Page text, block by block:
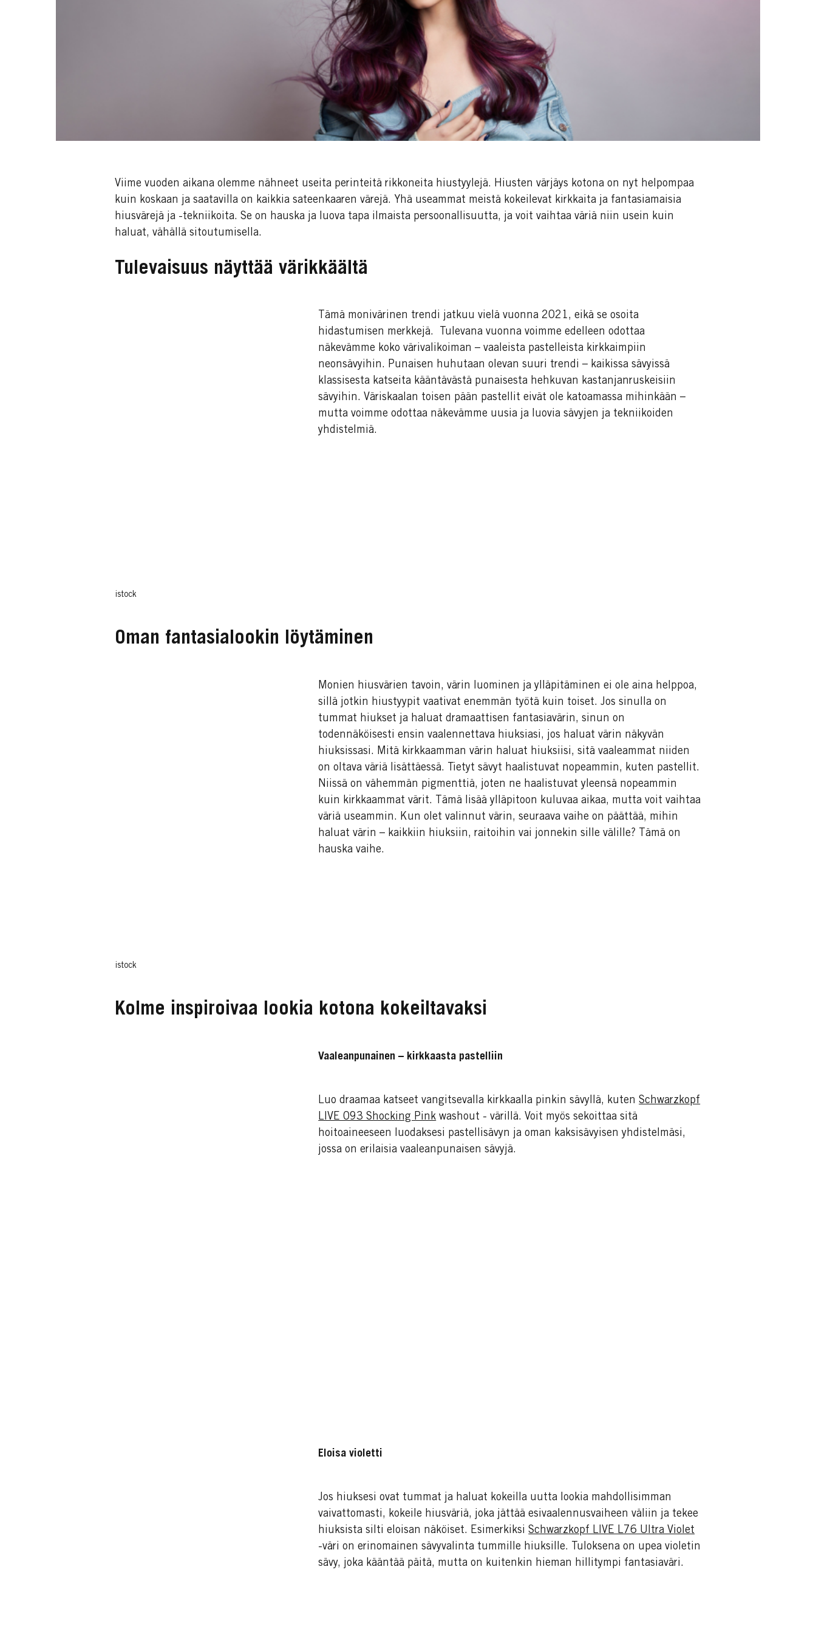
Viime vuoden aikana olemme nähneet useita perinteitä rikkoneita hiustyylejä. Hiusten värjäys kotona on nyt helpompaa
kuin koskaan ja saatavilla on kaikkia sateenkaaren värejä. Yhä useammat meistä kokeilevat kirkkaita ja fantasiamaisia
hiusvärejä ja -tekniikoita. Se on hauska ja luova tapa ilmaista persoonallisuutta, ja voit vaihtaa väriä niin usein kuin
haluat, vähällä sitoutumisella.
Tulevaisuus näyttää värikkäältä
istock
Tämä monivärinen trendi jatkuu vielä vuonna 2021, eikä se osoita
hidastumisen merkkejä. Tulevana vuonna voimme edelleen odottaa
näkevämme koko värivalikoiman – vaaleista pastelleista kirkkaimpiin
neonsävyihin. Punaisen huhutaan olevan suuri trendi – kaikissa sävyissä
klassisesta katseita kääntävästä punaisesta hehkuvan kastanjanruskeisiin
sävyihin. Väriskaalan toisen pään pastellit eivät ole katoamassa mihinkään –
mutta voimme odottaa näkevämme uusia ja luovia sävyjen ja tekniikoiden
yhdistelmiä.
Oman fantasialookin löytäminen
istock
Monien hiusvärien tavoin, värin luominen ja ylläpitäminen ei ole aina helppoa,
sillä jotkin hiustyypit vaativat enemmän työtä kuin toiset. Jos sinulla on
tummat hiukset ja haluat dramaattisen fantasiavärin, sinun on
todennäköisesti ensin vaalennettava hiuksiasi, jos haluat värin näkyvän
hiuksissasi. Mitä kirkkaamman värin haluat hiuksiisi, sitä vaaleammat niiden
on oltava väriä lisättäessä. Tietyt sävyt haalistuvat nopeammin, kuten pastellit.
Niissä on vähemmän pigmenttiä, joten ne haalistuvat yleensä nopeammin
kuin kirkkaammat värit. Tämä lisää ylläpitoon kuluvaa aikaa, mutta voit vaihtaa
väriä useammin. Kun olet valinnut värin, seuraava vaihe on päättää, mihin
haluat värin – kaikkiin hiuksiin, raitoihin vai jonnekin sille välille? Tämä on
hauska vaihe.
Kolme inspiroivaa lookia kotona kokeiltavaksi
Vaaleanpunainen – kirkkaasta pastelliin
Luo draamaa katseet vangitsevalla kirkkaalla pinkin sävyllä, kutenSchwarzkopf
LIVE 093 Shocking Pink washout - värillä. Voit myös sekoittaa sitä
hoitoaineeseen luodaksesi pastellisävyn ja oman kaksisävyisen yhdistelmäsi,
jossa on erilaisia vaaleanpunaisen sävyjä.
Eloisa violetti
Jos hiuksesi ovat tummat ja haluat kokeilla uutta lookia mahdollisimman
vaivattomasti, kokeile hiusväriä, joka jättää esivaalennusvaiheen väliin ja tekee
hiuksista silti eloisan näköiset. EsimerkiksiSchwarzkopf LIVE L76 Ultra Violet
-väri on erinomainen sävyvalinta tummille hiuksille. Tuloksena on upea violetin
sävy, joka kääntää päitä, mutta on kuitenkin hieman hillitympi fantasiaväri.